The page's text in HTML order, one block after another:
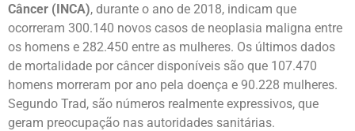
Câncer (INCA), durante o ano de 2018, indicam que
ocorreram 300.140 novos casos de neoplasia maligna entre
os homens e 282.450 entre as mulheres. Os últimos dados
de mortalidade por câncer disponíveis são que 107.470
homens morreram por ano pela doença e 90.228 mulheres.
Segundo Trad, são números realmente expressivos, que
geram preocupação nas autoridades sanitárias.